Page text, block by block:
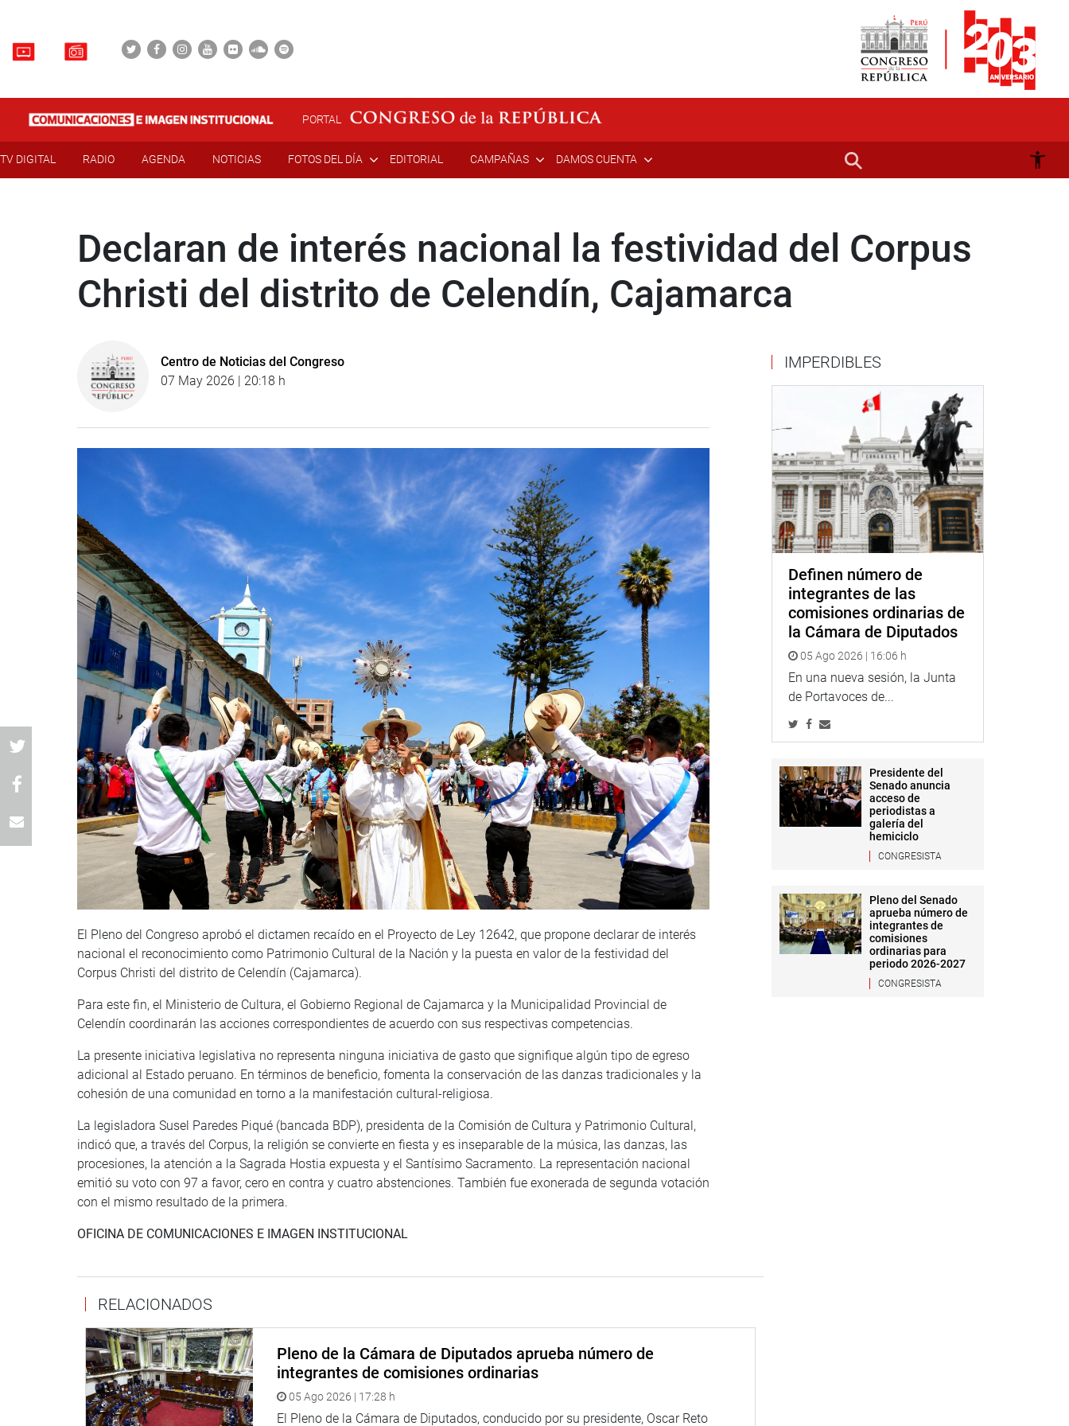
PORTAL
TV DIGITAL RADIO AGENDA NOTICIAS FOTOS DEL DÍA EDITORIAL CAMPAÑAS DAMOS CUENTA
Declaran de interés nacional la festividad del Corpus
Christi del distrito de Celendín, Cajamarca
Centro de Noticias del Congreso
07 May 2026 | 20:18 h
El Pleno del Congreso aprobó el dictamen recaído en el Proyecto de Ley 12642, que propone declarar de interés
nacional el reconocimiento como Patrimonio Cultural de la Nación y la puesta en valor de la festividad del
Corpus Christi del distrito de Celendín (Cajamarca).
Para este fin, el Ministerio de Cultura, el Gobierno Regional de Cajamarca y la Municipalidad Provincial de
Celendín coordinarán las acciones correspondientes de acuerdo con sus respectivas competencias.
La presente iniciativa legislativa no representa ninguna iniciativa de gasto que signifique algún tipo de egreso
adicional al Estado peruano. En términos de beneficio, fomenta la conservación de las danzas tradicionales y la
cohesión de una comunidad en torno a la manifestación cultural-religiosa.
La legisladora Susel Paredes Piqué (bancada BDP), presidenta de la Comisión de Cultura y Patrimonio Cultural,
indicó que, a través del Corpus, la religión se convierte en fiesta y es inseparable de la música, las danzas, las
procesiones, la atención a la Sagrada Hostia expuesta y el Santísimo Sacramento. La representación nacional
emitió su voto con 97 a favor, cero en contra y cuatro abstenciones. También fue exonerada de segunda votación
con el mismo resultado de la primera.
OFICINA DE COMUNICACIONES E IMAGEN INSTITUCIONAL
RELACIONADOS
Pleno de la Cámara de Diputados aprueba número de
integrantes de comisiones ordinarias
05 Ago 2026 | 17:28 h
El Pleno de la Cámara de Diputados, conducido por su presidente, Oscar Reto
IMPERDIBLES
Definen número de
integrantes de las
comisiones ordinarias de
la Cámara de Diputados
05 Ago 2026 | 16:06 h
En una nueva sesión, la Junta
de Portavoces de...
Presidente del
Senado anuncia
acceso de
periodistas a
galería del
hemiciclo
CONGRESISTA
Pleno del Senado
aprueba número de
integrantes de
comisiones
ordinarias para
periodo 2026-2027
CONGRESISTA